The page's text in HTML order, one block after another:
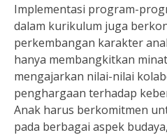
Implementasi program-
dalam kurikulum juga
perkembangan karakter
hanya membangkitkan
mengajarkan nilai-nilai
penghargaan terhadap
Anak harus berkomitmen
pada berbagai aspek